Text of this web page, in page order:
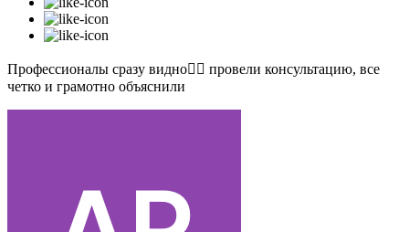
Профессионалы сразу видно👍🏻 провели консультацию, все
четко и грамотно объяснили